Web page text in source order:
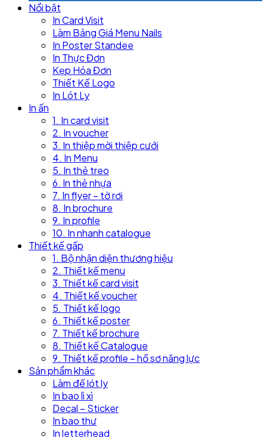
Nổi bật
In Card Visit
Làm Bảng Giá Menu Nails
In Poster Standee
In Thực Đơn
Kẹp Hóa Đơn
Thiết Kế Logo
In Lót Ly
In ấn
1. In card visit
2. In voucher
3. In thiệp mời thiệp cưới
4. In Menu
5. In thẻ treo
6. In thẻ nhựa
7. In flyer – tờ rơi
8. In brochure
9. In profile
10. In nhanh catalogue
Thiết kế gấp
1. Bộ nhận diện thương hiệu
2. Thiết kế menu
3. Thiết kế card visit
4. Thiết kế voucher
5. Thiết kế logo
6. Thiết kế poster
7. Thiết kế brochure
8. Thiết kế Catalogue
9. Thiết kế profile – hồ sơ năng lực
Sản phẩm khác
Làm đế lót ly
In bao lì xì
Decal – Sticker
In bao thư
In letterhead